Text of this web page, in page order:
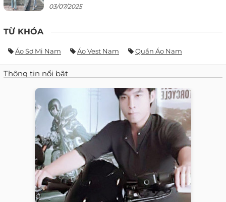
03/07/2025
TỪ KHÓA
Áo Sơ Mi Nam Áo Vest Nam Quần Áo Nam
Thông tin nổi bật